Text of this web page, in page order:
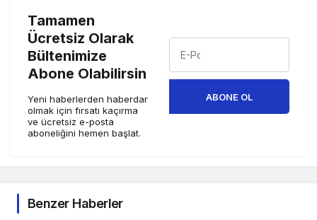
Tamamen
Ücretsiz Olarak
Bültenimize
Abone Olabilirsin
Yeni haberlerden haberdar
olmak için fırsatı kaçırma
ve ücretsiz e-posta
aboneliğini hemen başlat.
ABONE OL
Benzer Haberler